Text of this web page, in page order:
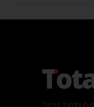
Terus tumbuh